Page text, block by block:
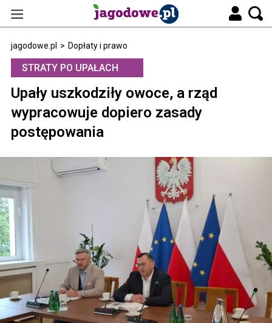
jagodowe.pl > Dopłaty i prawo
STRATY PO UPAŁACH
Upały uszkodziły owoce, a rząd
wypracowuje dopiero zasady
postępowania